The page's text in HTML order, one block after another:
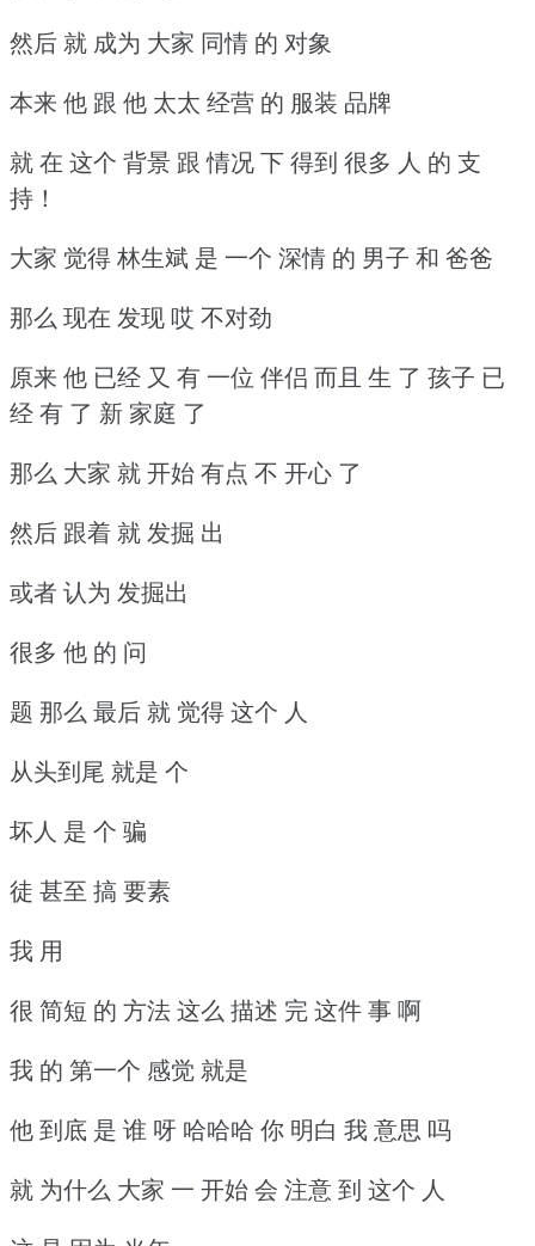
然后 就 成为 大家 同情 的 对象
本来 他 跟 他 太太 经营 的 服装 品牌
就 在 这个 背景 跟 情况 下 得到 很多 人 的 支
持！
大家 觉得 林生斌 是 一个 深情 的 男子 和 爸爸
那么 现在 发现 哎 不对劲
原来 他 已经 又 有 一位 伴侣 而且 生 了 孩子 已
经 有 了 新 家庭 了
那么 大家 就 开始 有点 不 开心 了
然后 跟着 就 发掘 出
或者 认为 发掘出
很多 他 的 问
题 那么 最后 就 觉得 这个 人
从头到尾 就是 个
坏人 是 个 骗
徒 甚至 搞 要素
我 用
很 简短 的 方法 这么 描述 完 这件 事 啊
我 的 第一个 感觉 就是
他 到底 是 谁 呀 哈哈哈 你 明白 我 意思 吗
就 为什么 大家 一 开始 会 注意 到 这个 人